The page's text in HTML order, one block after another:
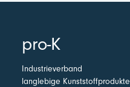
pro-K
Industrieverband
langlebige Kunststoffprodukte